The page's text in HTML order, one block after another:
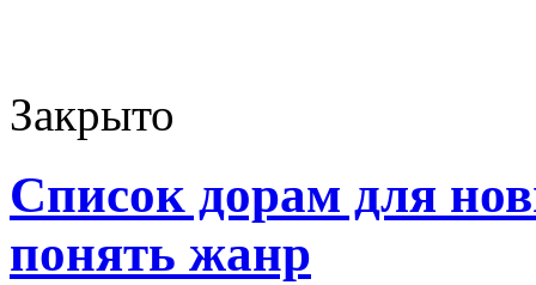
Закрыто
Список дорам для
понять жанр